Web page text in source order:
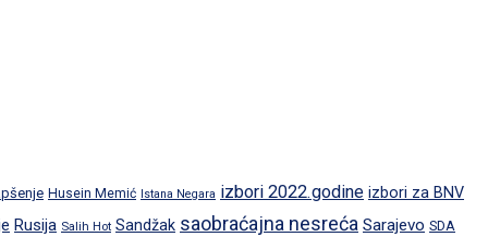
Husein Memić Istana Negara izbori 2022.godine izbori za BNV
Rusija Salih Hot Sandžak saobraćajna nesreća Sarajevo SDA